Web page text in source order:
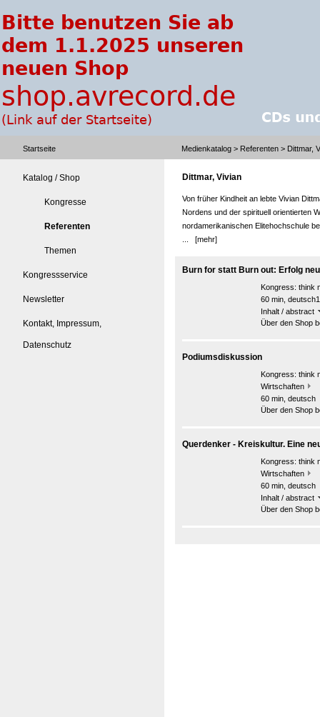
Startseite Medienkatalog > Referenten > Dittmar,
Katalog / Shop
Kongresse
Referenten
Themen
Kongressservice
Newsletter
Kontakt, Impressum,
Datenschutz
Dittmar, Vivian
Von früher Kindheit an lebte Vivian
Nordens und der spirituell orientierten
nordamerikanischen Elitehochschule
[mehr]
Burn for statt Burn out: Erfolg
Kongress: think
60 min, deutsch1
Inhalt / abstract
Über den Shop
Podiumsdiskussion
Kongress: think
Wirtschaften
60 min, deutsch
Über den Shop
Querdenker - Kreiskultur. Eine
Kongress: think
Wirtschaften
60 min, deutsch
Inhalt / abstract
Über den Shop